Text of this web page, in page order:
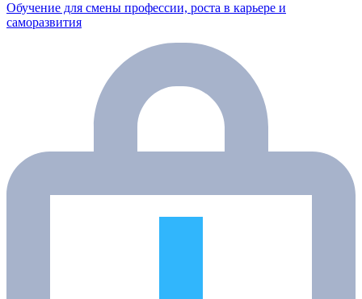
Обучение для смены профессии, роста в карьере и
саморазвития